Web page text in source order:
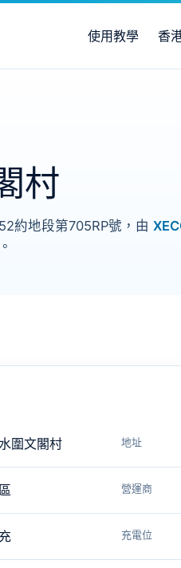
使用教學 香
村
約地段第705RP號，由
圍文閣村 地址
營運商
充電位